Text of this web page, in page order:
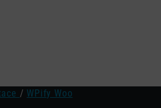
/ WPify Woo